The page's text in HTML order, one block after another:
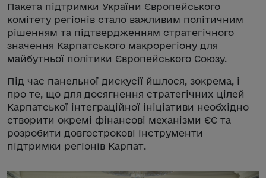
Пакета підтримки України Європейського
комітету регіонів стало важливим політичним
рішенням та підтвердженням стратегічного
значення Карпатського макрорегіону для
майбутньої політики Європейського Союзу.
Під час панельної дискусії йшлося, зокрема, і
про те, що для досягнення стратегічних цілей
Карпатської інтеграційної ініціативи необхідно
створити окремі фінансові механізми ЄС та
розробити довгострокові інструменти
підтримки регіонів Карпат.